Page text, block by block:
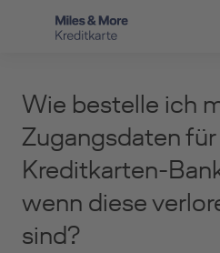
Direkt zur Suche
Direkt zum
Selbstständige
Unternehmen
Service
Miles & More Programm
Schritt für Schritt zur neuen
Kreditkarte empfehlen
Wie bestelle ich
Zugangsdaten
Kreditkarten-
wenn diese
sind?